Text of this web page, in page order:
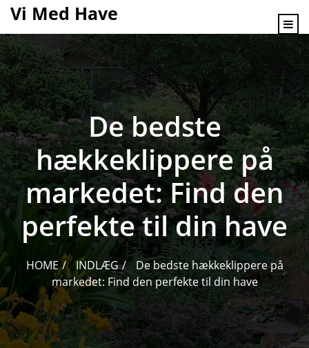
content
Vi Med Have
De bedste
hækkeklippere på
markedet: Find den
perfekte til din have
HOME INDLÆG
De bedste hækkeklippere på
markedet: Find den perfekte til din have